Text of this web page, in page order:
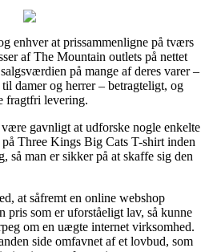
enhver at prissammenligne på tværs
af The Mountain outlets på nettet
på mange af deres varer –
damer og herrer – betragteligt, og
fragtfri levering.
gavnligt at udforske nogle enkelte
Three Kings Big Cats T-shirt inden
så man er sikker på at skaffe sig den
at såfremt en online webshop
pris som er uforståeligt lav, så kunne
om en uægte internet virksomhed.
side omfavnet af et lovbud, som